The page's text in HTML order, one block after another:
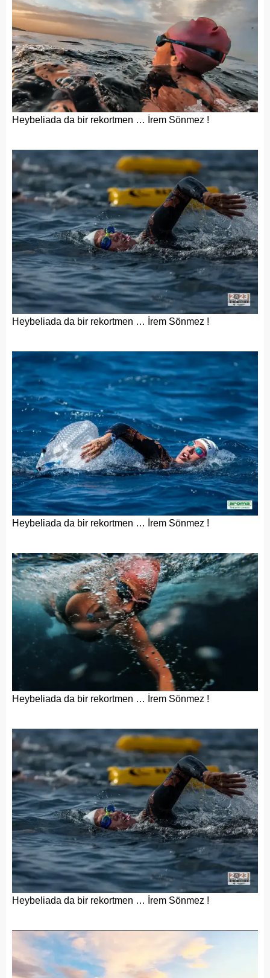
Heybeliada da bir rekortmen … İrem Sönmez !
Heybeliada da bir rekortmen … İrem Sönmez !
Heybeliada da bir rekortmen … İrem Sönmez !
Heybeliada da bir rekortmen … İrem Sönmez !
Heybeliada da bir rekortmen … İrem Sönmez !